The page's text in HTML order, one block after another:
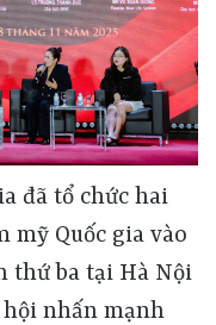
kết nối cộng đồng trong nước và quốc tế. Việc thúc đẩy tinh thần khởi nghiệp và đổi mới sáng tạo trong lĩnh vực này không chỉ góp phần kiến tạo những doanh nghiệp trẻ đầy khát vọng,